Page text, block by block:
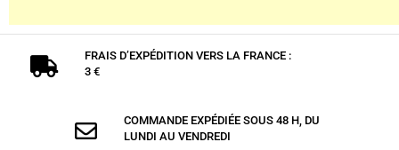

FRAIS D’EXPÉDITION VERS LA FRANCE :
3 €

COMMANDE EXPÉDIÉE SOUS 48 H, DU
LUNDI AU VENDREDI